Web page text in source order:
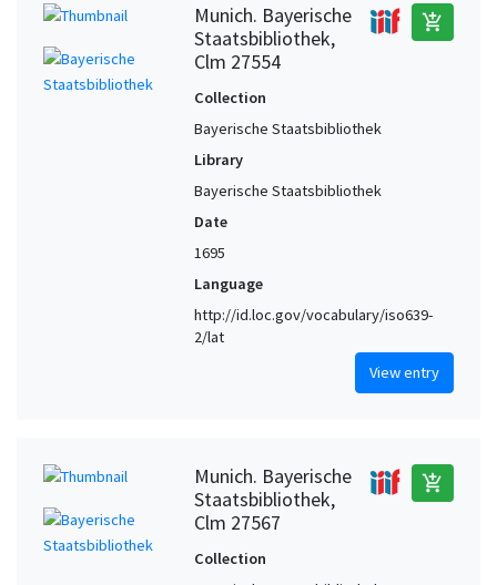
Munich. Bayerische
Staatsbibliothek,
Clm 27554
add_shopping_cart
Collection
Bayerische Staatsbibliothek
Library
Bayerische Staatsbibliothek
Date
1695
Language
http://id.loc.gov/vocabulary/iso639-
2/lat
View entry
Munich. Bayerische
Staatsbibliothek,
Clm 27567
add_shopping_cart
Collection